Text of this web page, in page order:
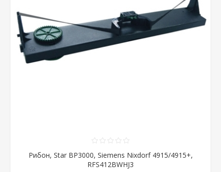
Рибон, Star BP3000, Siemens Nixdorf 4915/4915+,
RFS412BWHJ3